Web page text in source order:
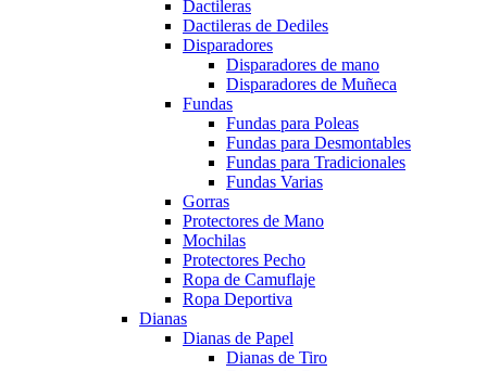
Dactileras
Dactileras de Dediles
Disparadores
Disparadores de mano
Disparadores de Muñeca
Fundas
Fundas para Poleas
Fundas para Desmontables
Fundas para Tradicionales
Fundas Varias
Gorras
Protectores de Mano
Mochilas
Protectores Pecho
Ropa de Camuflaje
Ropa Deportiva
Dianas
Dianas de Papel
Dianas de Tiro